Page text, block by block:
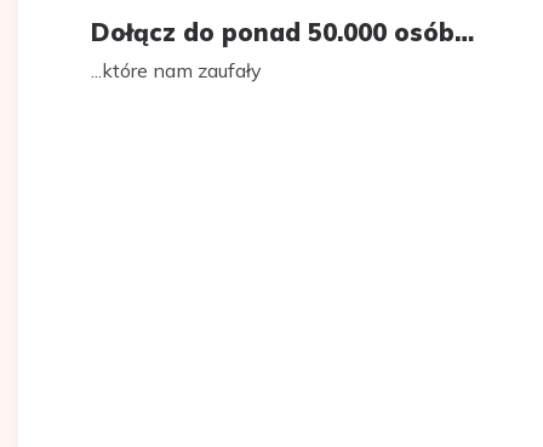
Dołącz do ponad 50.000 osób…
...które nam zaufały